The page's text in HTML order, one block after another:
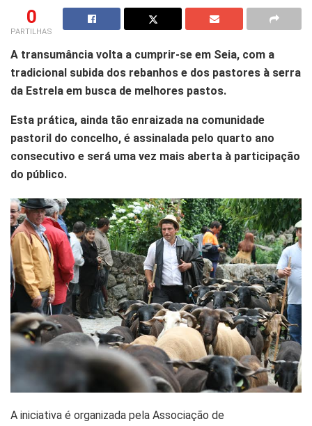
0
PARTILHAS
A transumância volta a cumprir-se em Seia, com a
tradicional subida dos rebanhos e dos pastores à serra
da Estrela em busca de melhores pastos.
Esta prática, ainda tão enraizada na comunidade
pastoril do concelho, é assinalada pelo quarto ano
consecutivo e será uma vez mais aberta à participação
do público.
A iniciativa é organizada pela Associação de